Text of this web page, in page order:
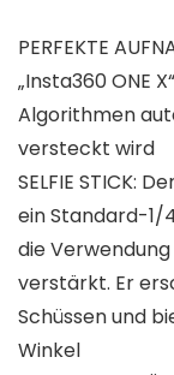
PERFEKTE
„Insta360 ONE
Algorithmen
versteckt wird
SELFIE STICK:
ein Standard-1/
die
verstärkt. Er
Schüssen und
Winkel